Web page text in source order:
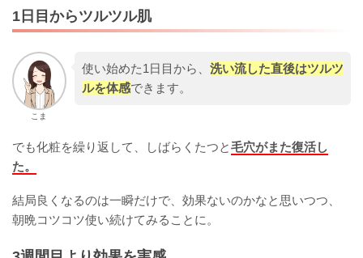
1日目からツルツル肌
こま
使い始めた1日目から、 洗い流した直後はツルツ
ルを体感できます。
でも化粧を繰り返して、しばらくたつと毛穴がまた復活し
た。
結局良くなるのは一瞬だけで、効果ないのかなと思いつつ、
朝晩コツコツ使い続けてみることに。